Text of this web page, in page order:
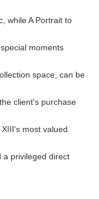
while A Portrait to
moments
space, can be
client's purchase
most valued
a privileged direct